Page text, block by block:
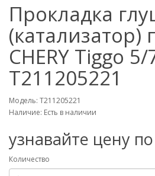
Прокладка
(катализатор)
CHERY Tiggo
T211205221
Модель: T211205221
Наличие: Есть в наличии
узнавайте цену
Количество